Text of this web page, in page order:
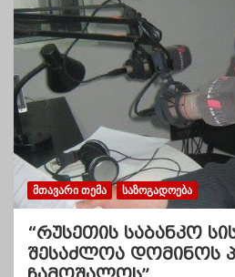
ᲛᲗᲐᲕᲐᲠᲘ ᲗᲔᲛᲐ ᲡᲐᲖᲝᲒᲐᲓᲝᲔᲑᲐ
“რუსეთის საბანკო
შესაძლოა დომინოს